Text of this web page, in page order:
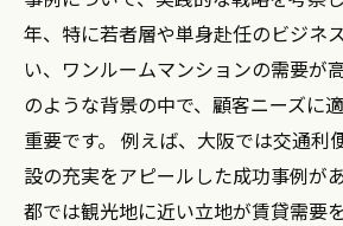
年、特に若者層や単身赴任のビジネ
い、ワンルームマンションの需要が
のような背景の中で、顧客ニーズに
重要です。 例えば、大阪では交通利
設の充実をアピールした成功事例が
都では観光地に近い立地が賃貸需要